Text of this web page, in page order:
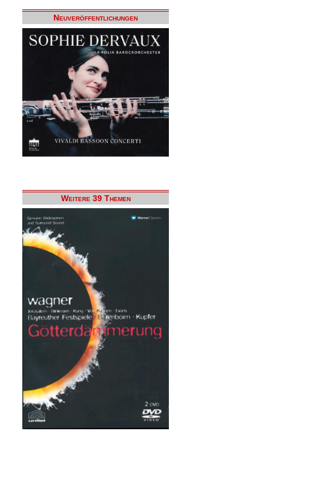
Neuveröffentlichungen
Weitere 39 Themen